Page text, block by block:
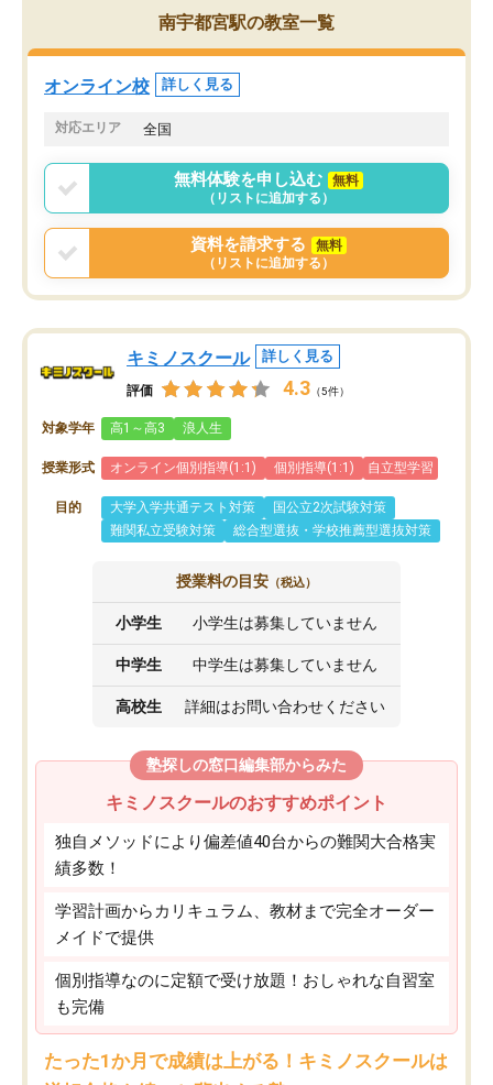
うちの子は、初回面談の講師の方で決
オンラインツールを使用した単語帳の
共有があり宿題もそちらで出される形
でした。
言う事で講師変更の申し出があり、あ
まりに短期での変更だった為、塾に通
う事にして退会しました。遅れも取り
戻せ、授業内容や講師の方は良かった
と思います。
内容でした。それでも明
やる気も出ましたし、苦
くなってきたようなので
南宇都宮駅の教室一覧
オンライン校 詳しく見る
対応エリア 全国
無料体験を申し込む
無料
（リストに追加する）
資料を請求する
無料
（リストに追加する）
キミノスクール 詳しく見る
評価 4.3 （5件）
対象学年 高1～高3 浪人生
授業形式 オンライン個別指導(1:1) 個別指導(1:1) 自立型学習
目的 大学入学共通テスト対策
国公立2次試験対策
難関私立受験対策
総合型選抜・学校推薦型選抜対策
授業料の目安 （税込）
小学生 小学生は募集していません
中学生 中学生は募集していません
高校生 詳細はお問い合わせください
塾探しの窓口編集部からみた
キミノスクールのおすすめポイント
独自メソッドにより偏差値40台からの難関大合格実
績多数！
学習計画からカリキュラム、教材まで完全オーダー
メイドで提供
個別指導なのに定額で受け放題！おしゃれな自習室
も完備
たった1か月で成績は上がる！キミノスクールは